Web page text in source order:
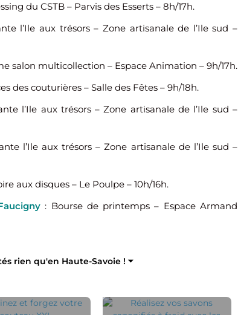
du CSTB – Parvis des Esserts – 8h/17h.
l’Ile aux trésors – Zone artisanale de l’Ile sud –
salon multicollection – Espace Animation – 9h/17h.
des couturières – Salle des Fêtes – 9h/18h.
l’Ile aux trésors – Zone artisanale de l’Ile sud –
l’Ile aux trésors – Zone artisanale de l’Ile sud –
aux disques – Le Poulpe – 10h/16h.
: Bourse de printemps – Espace Armand
rien qu'en Haute-Savoie ! ⏷